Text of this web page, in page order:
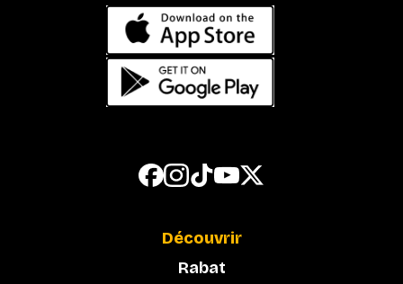
Découvrir
Rabat